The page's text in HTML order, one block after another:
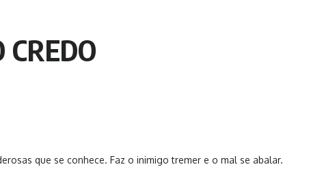
CREDO
que se conhece. Faz o inimigo tremer e o mal se abalar.